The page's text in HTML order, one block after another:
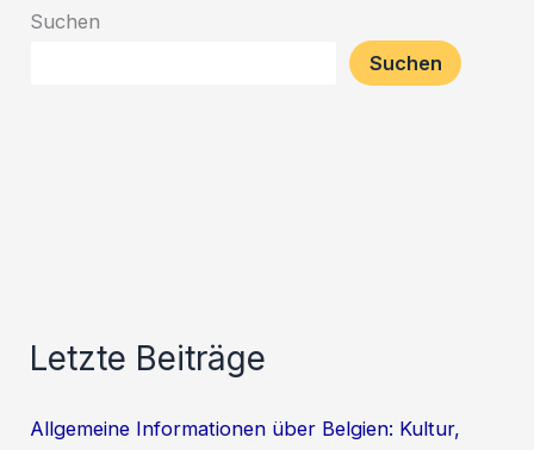
Suchen
Suchen
Letzte Beiträge
Allgemeine Informationen über Belgien: Kultur,